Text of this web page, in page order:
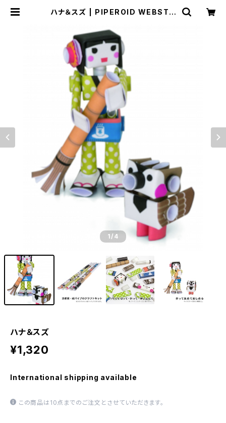
ハナ＆スズ | PIPEROID WEBSTO
1/4
ハナ＆スズ
¥1,320
International shipping available
この商品は10点までのご注文とさせていただきます。